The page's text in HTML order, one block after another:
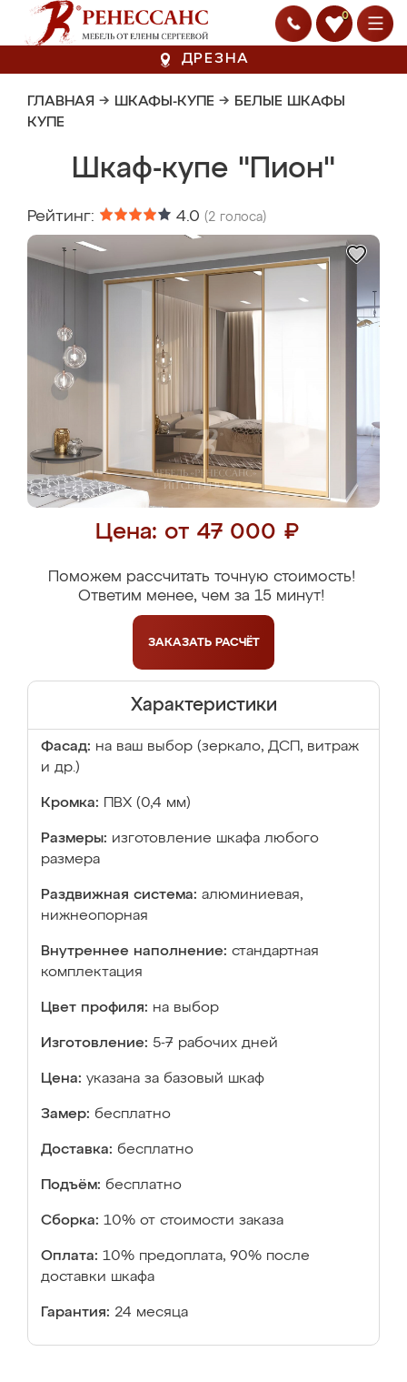
0
ДРЕЗНА
ГЛАВНАЯ → ШКАФЫ-КУПЕ → БЕЛЫЕ ШКАФЫ
КУПЕ
Шкаф-купе "Пион"
Рейтинг: 4.0 (2 голоса)
Цена: от 47 000 ₽
Поможем рассчитать точную стоимость!
Ответим менее, чем за 15 минут!
ЗАКАЗАТЬ РАСЧЁТ
Характеристики
Фасад: на ваш выбор (зеркало, ДСП, витраж
и др.)
Кромка: ПВХ (0,4 мм)
Размеры: изготовление шкафа любого
размера
Раздвижная система: алюминиевая,
нижнеопорная
Внутреннее наполнение: стандартная
комплектация
Цвет профиля: на выбор
Изготовление: 5-7 рабочих дней
Цена: указана за базовый шкаф
Замер: бесплатно
Доставка: бесплатно
Подъём: бесплатно
Сборка: 10% от стоимости заказа
Оплата: 10% предоплата, 90% после
доставки шкафа
Гарантия: 24 месяца